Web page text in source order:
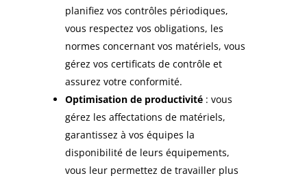
planifiez vos contrôles périodiques,
vous respectez vos obligations, les
normes concernant vos matériels, vous
gérez vos certificats de contrôle et
assurez votre conformité.
Optimisation de productivité: vous
gérez les affectations de matériels,
garantissez à vos équipes la
disponibilité de leurs équipements,
vous leur permettez de travailler plus